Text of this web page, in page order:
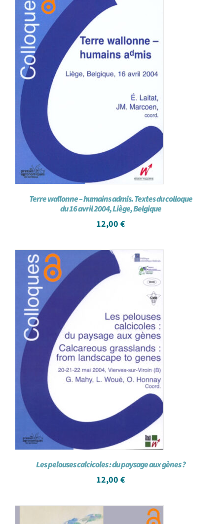
Achat en ligne
Panier WooCommerce
Terre wallonne – humains admis. Textes du colloque
du 16 avril 2004, Liège, Belgique
12,00 €
Les pelouses calcicoles : du paysage aux gènes ?
12,00 €